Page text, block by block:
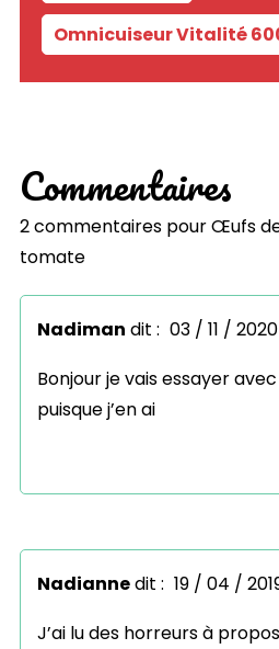
Omnicuiseur Vitalité
Commentaires
2 commentaires pourŒufs
tomate
Nadiman dit : 03 / 11 /
Bonjour je vais essayer
puisque j’en ai
Nadiannedit : 19 / 04 /
J’ai lu des horreurs à